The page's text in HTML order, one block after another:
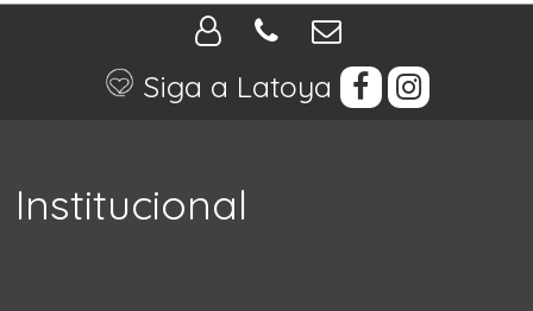
Siga a Latoya
Institucional